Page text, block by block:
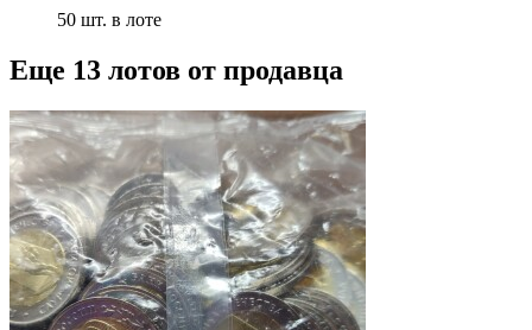
50 шт. в лоте
Еще 13 лотов от продавца